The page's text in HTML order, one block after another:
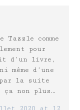
comme
pour
d’un livre,
d’une
la suite
ça non plus…